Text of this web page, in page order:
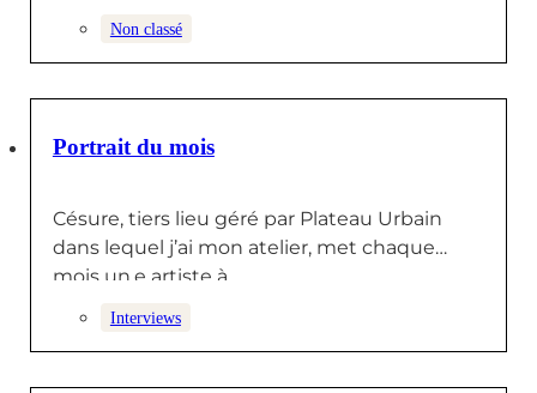
Non classé
22 MAI 2025
Portrait du mois
Césure, tiers lieu géré par Plateau Urbain
dans lequel j’ai mon atelier, met chaque
mois un.e artiste à…
Interviews